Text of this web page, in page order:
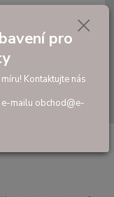
Hledat
0,00 Kč
pro
Kontaktujte nás
mailu obchod@e-